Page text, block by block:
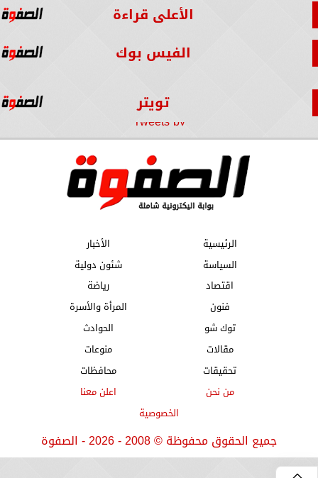
الأعلى قراءة
الفيس بوك
تويتر
Tweets by
الرئيسية
الأخبار
السياسة
شئون دولية
اقتصاد
رياضة
فنون
المرأة والأسرة
توك شو
الحوادث
مقالات
منوعات
تحقيقات
محافظات
من نحن
اعلن معنا
الخصوصية
جميع الحقوق محفوظة©